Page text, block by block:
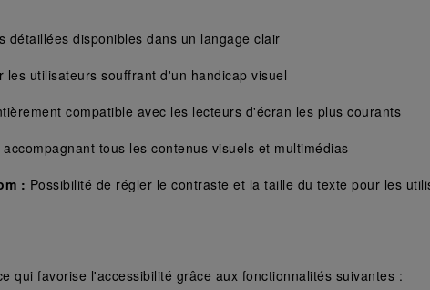
détaillées disponibles dans un langage clair
les utilisateurs souffrant d'un handicap visuel
compatible avec les lecteurs d'écran les plus courants
tous les contenus visuels et multimédias
: Possibilité de régler le contraste et la taille du texte pour les
qui favorise l'accessibilité grâce aux fonctionnalités suivantes :